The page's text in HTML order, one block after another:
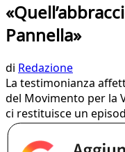
Pannella»
di Redazione
La testimonianza
del Movimento per la
ci restituisce un